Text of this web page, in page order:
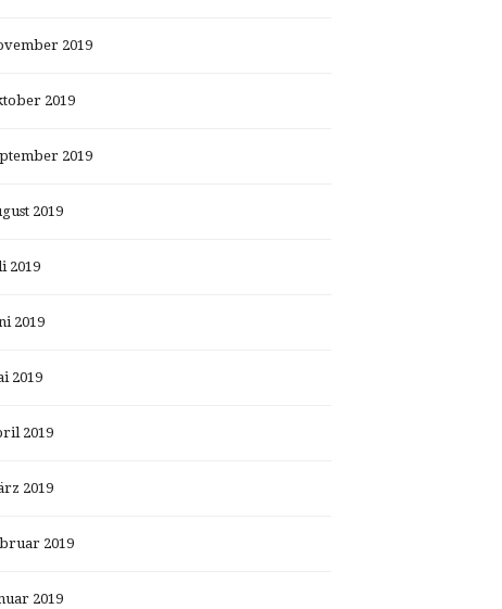
2019
2019
2019
2019
2019
2019
2019
2019
2019
2019
2019